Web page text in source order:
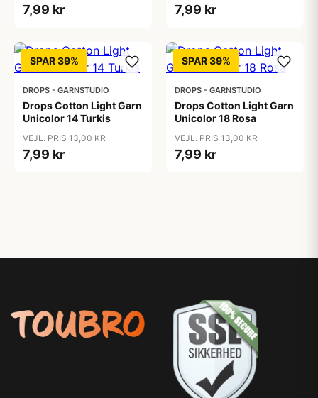
7,99 kr 7,99 kr
SPAR 39%
DROPS - GARNSTUDIO
Drops Cotton Light Garn
Unicolor 14 Turkis
VEJL. PRIS 13,00 KR
7,99 kr
SPAR 39%
DROPS - GARNSTUDIO
Drops Cotton Light Garn
Unicolor 18 Rosa
VEJL. PRIS 13,00 KR
7,99 kr